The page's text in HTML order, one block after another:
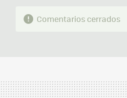
Comentarios cerrados